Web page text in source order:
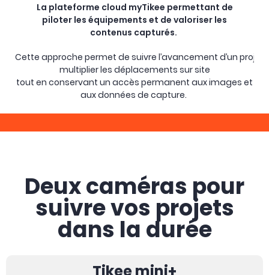
La plateforme cloud myTikee permettant de
piloter les équipements et de valoriser les
contenus capturés.
Cette approche permet de suivre l’avancement d’un projet
multiplier les déplacements sur site
tout en conservant un accès permanent aux images et
aux données de capture.
Deux caméras pour
suivre vos projets
dans la durée